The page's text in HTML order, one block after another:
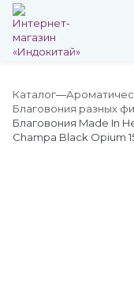
Каталог
Благовония разных
Благовония Made In
Champa Black Opium